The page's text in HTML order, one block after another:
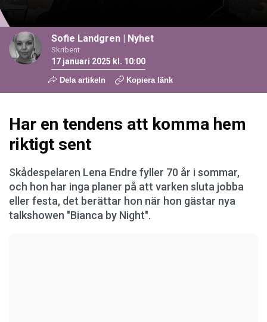
Sofie Landgren | Nyhet
Skribent
17 januari 2025 kl. 10:00
Dela artikeln Kopiera länk
Har en tendens att komma hem
riktigt sent
Skådespelaren Lena Endre fyller 70 år i sommar,
och hon har inga planer på att varken sluta jobba
eller festa, det berättar hon när hon gästar nya
talkshowen "Bianca by Night".